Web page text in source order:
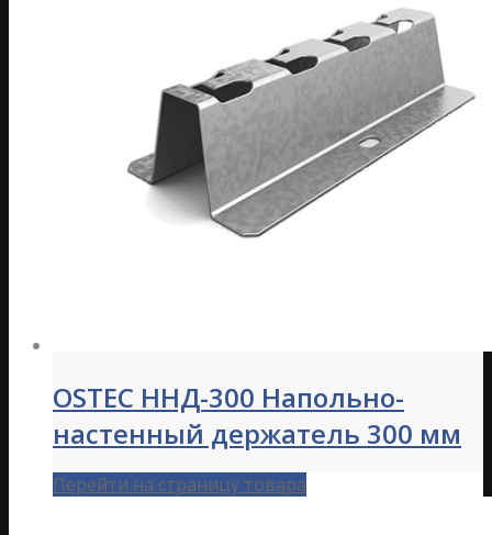
OSTEC ННД-300 Напольно-
настенный держатель 300 мм
Перейти на страницу товара